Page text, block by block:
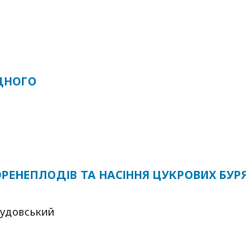
ТА НАСІННЯ ЦУКРОВИХ